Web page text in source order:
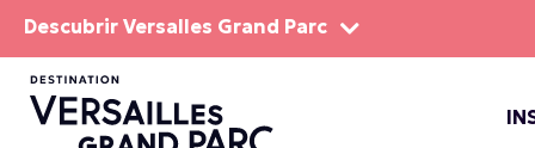
Descubrir Versalles Grand Parc